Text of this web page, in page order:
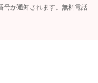
ート
なし
なし
号が通知されます。無料電話